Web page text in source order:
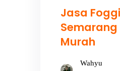
Jasa
Murah
Wahyu